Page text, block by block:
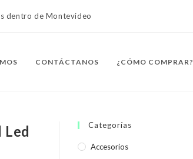
dentro de Montevideo
CONTÁCTANOS ¿CÓMO COMPRAR?
Led
Categorías
Accesorios